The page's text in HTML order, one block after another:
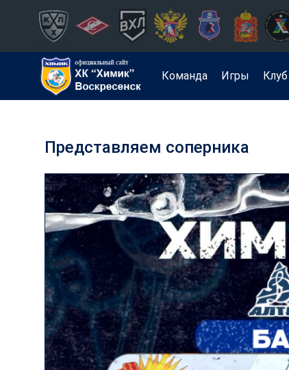
Команда Игры Клуб
Представляем соперника